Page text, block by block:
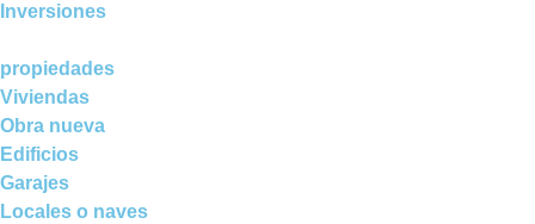
Inversiones
propiedades
Viviendas
Obra nueva
Edificios
Garajes
Locales o naves